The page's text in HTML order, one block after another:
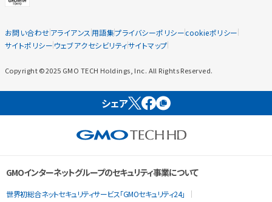
お問い合わせアライアンス 用語集プライバシーポリシーcookieポリシー
サイトポリシー ウェブアクセシビリティサイトマップ
Copyright ©2025 GMO TECH Holdings, Inc. All Rights Reserved.
シェア
GMOインターネットグループのセキュリティ事業について
世界初総合ネットセキュリティサービス「GMOセキュリティ24」